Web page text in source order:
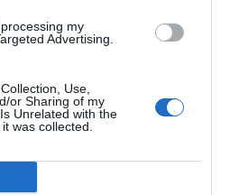
my
Advertising.
Use,
or Sharing of my
Unrelated with the
was collected.